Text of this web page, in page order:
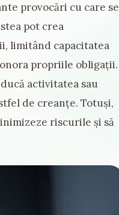
provocări cu care se
pot crea
limitând capacitatea
propriile obligații.
activitatea sau
de creanțe. Totuși,
riscurile și să